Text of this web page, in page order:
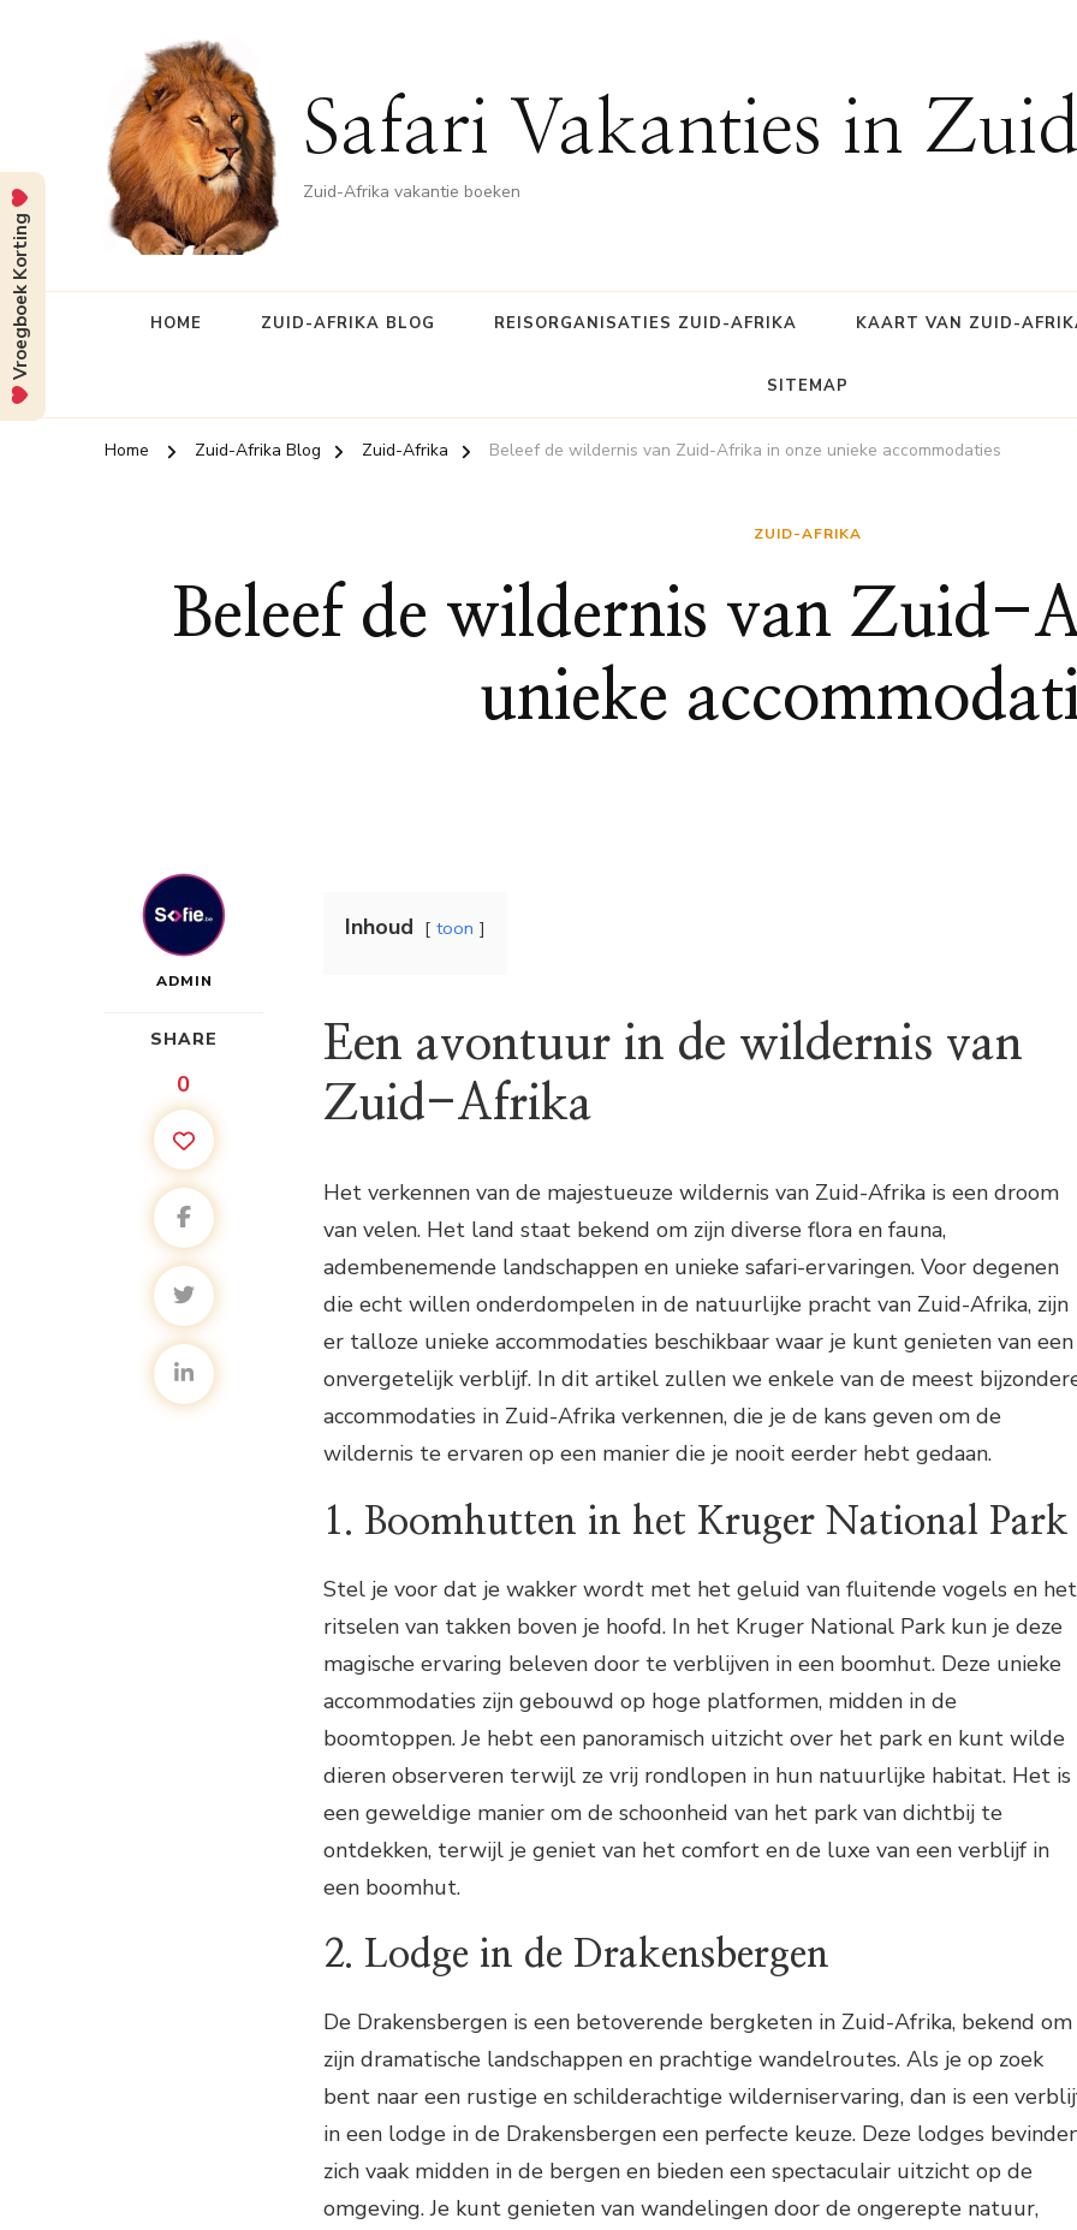
Safari Vakanties in
Zuid-Afrika vakantie boeken
HOME ZUID-AFRIKA BLOG REISORGANISATIES ZUID-AFRIKA KAART VAN ZUID-
SITEMAP
Home Zuid-Afrika Blog Zuid-Afrika Beleef de wildernis van Zuid-Afrika in onze unieke accommodaties
ZUID-AFRIKA
Beleef de wildernis van Zuid-
unieke
ADMIN
SHARE
0
Inhoud toon
Een avontuur in de wildernis van
Zuid-Afrika
Het verkennen van de majestueuze wildernis van Zuid-Afrika is een droom
van velen. Het land staat bekend om zijn diverse flora en fauna,
adembenemende landschappen en unieke safari-ervaringen. Voor degenen
die echt willen onderdompelen in de natuurlijke pracht van Zuid-Afrika, zijn
er talloze unieke accommodaties beschikbaar waar je kunt genieten van een
onvergetelijk verblijf. In dit artikel zullen we enkele van de meest
accommodaties in Zuid-Afrika verkennen, die je de kans geven om de
wildernis te ervaren op een manier die je nooit eerder hebt gedaan.
1. Boomhutten in het Kruger National Park
Stel je voor dat je wakker wordt met het geluid van fluitende vogels en het
ritselen van takken boven je hoofd. In het Kruger National Park kun je deze
magische ervaring beleven door te verblijven in een boomhut. Deze unieke
accommodaties zijn gebouwd op hoge platformen, midden in de
boomtoppen. Je hebt een panoramisch uitzicht over het park en kunt wilde
dieren observeren terwijl ze vrij rondlopen in hun natuurlijke habitat. Het is
een geweldige manier om de schoonheid van het park van dichtbij te
ontdekken, terwijl je geniet van het comfort en de luxe van een verblijf in
een boomhut.
2. Lodge in de Drakensbergen
De Drakensbergen is een betoverende bergketen in Zuid-Afrika, bekend om
zijn dramatische landschappen en prachtige wandelroutes. Als je op zoek
bent naar een rustige en schilderachtige wilderniservaring, dan is een
in een lodge in de Drakensbergen een perfecte keuze. Deze lodges
zich vaak midden in de bergen en bieden een spectaculair uitzicht op de
omgeving. Je kunt genieten van wandelingen door de ongerepte natuur,
Vroegboek Korting